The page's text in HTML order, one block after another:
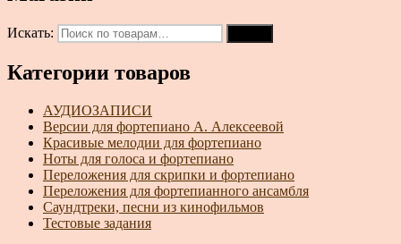
Искать:
Категории товаров
АУДИОЗАПИСИ
Версии для фортепиано А. Алексеевой
Красивые мелодии для фортепиано
Ноты для голоса и фортепиано
Переложения для скрипки и фортепиано
Переложения для фортепианного ансамбля
Саундтреки, песни из кинофильмов
Тестовые задания